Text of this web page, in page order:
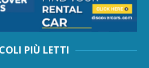
PIÙ LETTI